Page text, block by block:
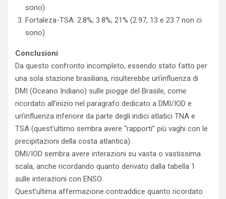
sono)
Fortaleza-TSA: 2.8%; 3.8%; 21% (2.97, 13 e 23.7 non ci
sono)
Conclusioni
Da questo confronto incompleto, essendo stato fatto per
una sola stazione brasiliana, risulterebbe un’influenza di
DMI (Oceano Indiano) sulle piogge del Brasile, come
ricordato all’inizio nel paragrafo dedicato a DMI/IOD e
un’influenza inferiore da parte degli indici atlatici TNA e
TSA (quest’ultimo sembra avere “rapporti” più vaghi con le
precipitazioni della costa atlantica).
DMI/IOD sembra avere interazioni su vasta o vastissima
scala, anche ricordando quanto derivato dalla tabella 1
sulle interazioni con ENSO.
Quest’ultima affermazione contraddice quanto ricordato